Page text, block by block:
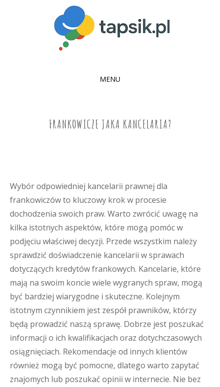
MENU
FRANKOWICZE JAKA KANCELARIA?
Wybór odpowiedniej kancelarii prawnej dla
frankowiczów to kluczowy krok w procesie
dochodzenia swoich praw. Warto zwrócić uwagę na
kilka istotnych aspektów, które mogą pomóc w
podjęciu właściwej decyzji. Przede wszystkim należy
sprawdzić doświadczenie kancelarii w sprawach
dotyczących kredytów frankowych. Kancelarie, które
mają na swoim koncie wiele wygranych spraw, mogą
być bardziej wiarygodne i skuteczne. Kolejnym
istotnym czynnikiem jest zespół prawników, którzy
będą prowadzić naszą sprawę. Dobrze jest poszukać
informacji o ich kwalifikacjach oraz dotychczasowych
osiągnięciach. Rekomendacje od innych klientów
również mogą być pomocne, dlatego warto zapytać
znajomych lub poszukać opinii w internecie. Nie bez